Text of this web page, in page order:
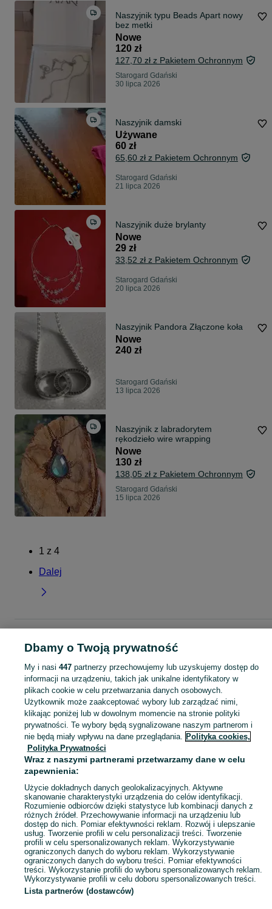
Naszyjnik typu Beads Apart nowy
bez metki
Nowe
120 zł
127,70 zł z Pakietem Ochronnym
Starogard Gdański
30 lipca 2026
Naszyjnik damski
Używane
60 zł
65,60 zł z Pakietem Ochronnym
Starogard Gdański
21 lipca 2026
Naszyjnik duże brylanty
Nowe
29 zł
33,52 zł z Pakietem Ochronnym
Starogard Gdański
20 lipca 2026
Naszyjnik Pandora Złączone koła
Nowe
240 zł
Starogard Gdański
13 lipca 2026
Naszyjnik z labradorytem
rękodzieło wire wrapping
Nowe
130 zł
138,05 zł z Pakietem Ochronnym
Starogard Gdański
15 lipca 2026
1 z 4
Dalej
Pomorskie
Naszyjniki i korale - Starogard Gdański
KATEGORIA
Zobacz
Mapa kategorii
Mapa miejscowości
Mapa ministron
Popularne wyszukiwania
Dbamy o Twoją prywatność
My i nasi 447partnerzy przechowujemy lub uzyskujemy dostęp do
informacji na urządzeniu, takich jak unikalne identyfikatory w
plikach cookie w celu przetwarzania danych osobowych.
Użytkownik może zaakceptować wybory lub zarządzać nimi,
klikając poniżej lub w dowolnym momencie na stronie polityki
prywatności. Te wybory będą sygnalizowane naszym partnerom i
nie będą miały wpływu na dane przeglądania. Polityka cookies,
Polityka Prywatności
Wraz z naszymi partnerami przetwarzamy dane w celu
zapewnienia:
Użycie dokładnych danych geolokalizacyjnych. Aktywne
skanowanie charakterystyki urządzenia do celów identyfikacji.
Rozumienie odbiorców dzięki statystyce lub kombinacji danych z
różnych źródeł. Przechowywanie informacji na urządzeniu lub
dostęp do nich. Pomiar efektywności reklam. Rozwój i ulepszanie
usług. Tworzenie profili w celu personalizacji treści. Tworzenie
profili w celu spersonalizowanych reklam. Wykorzystywanie
ograniczonych danych do wyboru reklam. Wykorzystywanie
ograniczonych danych do wyboru treści. Pomiar efektywności
treści. Wykorzystanie profili do wyboru spersonalizowanych reklam.
Wykorzystywanie profili w celu doboru spersonalizowanych treści.
Lista partnerów (dostawców)